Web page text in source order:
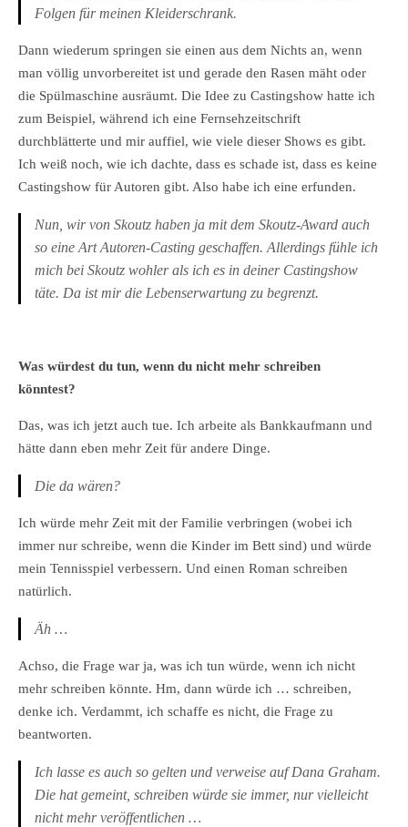
Folgen für meinen Kleiderschrank.
Dann wiederum springen sie einen aus dem Nichts an, wenn
man völlig unvorbereitet ist und gerade den Rasen mäht oder
die Spülmaschine ausräumt. Die Idee zu Castingshow hatte ich
zum Beispiel, während ich eine Fernsehzeitschrift
durchblätterte und mir auffiel, wie viele dieser Shows es gibt.
Ich weiß noch, wie ich dachte, dass es schade ist, dass es keine
Castingshow für Autoren gibt. Also habe ich eine erfunden.
Nun, wir von Skoutz haben ja mit dem Skoutz-Award auch
so eine Art Autoren-Casting geschaffen. Allerdings fühle ich
mich bei Skoutz wohler als ich es in deiner Castingshow
täte. Da ist mir die Lebenserwartung zu begrenzt.
Was würdest du tun, wenn du nicht mehr schreiben
könntest?
Das, was ich jetzt auch tue. Ich arbeite als Bankkaufmann und
hätte dann eben mehr Zeit für andere Dinge.
Die da wären?
Ich würde mehr Zeit mit der Familie verbringen (wobei ich
immer nur schreibe, wenn die Kinder im Bett sind) und würde
mein Tennisspiel verbessern. Und einen Roman schreiben
natürlich.
Äh …
Achso, die Frage war ja, was ich tun würde, wenn ich nicht
mehr schreiben könnte. Hm, dann würde ich … schreiben,
denke ich. Verdammt, ich schaffe es nicht, die Frage zu
beantworten.
Ich lasse es auch so gelten und verweise auf Dana Graham.
Die hat gemeint, schreiben würde sie immer, nur vielleicht
nicht mehr veröffentlichen …